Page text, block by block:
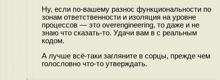
Ну, если по-вашему разнос функциональности по
зонам ответственности и изоляция на уровне
процессов — это overengineering, то даже и не
знаю что сказать-то. Удачи вам в с реальным
кодом.
А лучше всё-таки загляните в сорцы, прежде чем
голословно что-то утверждать.